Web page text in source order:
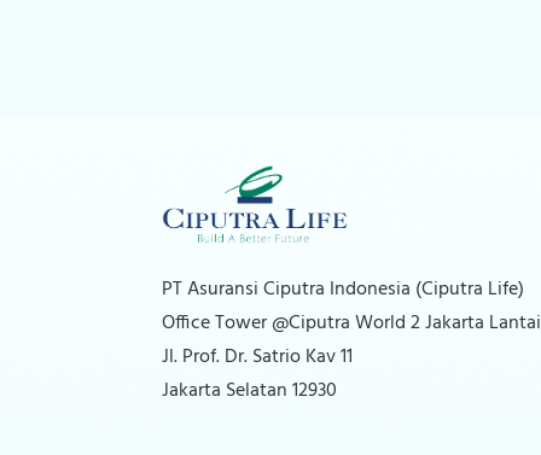
PT Asuransi Ciputra Indonesia (Ciputra Life)
Office Tower @Ciputra World 2 Jakarta
Jl. Prof. Dr. Satrio Kav 11
Jakarta Selatan 12930